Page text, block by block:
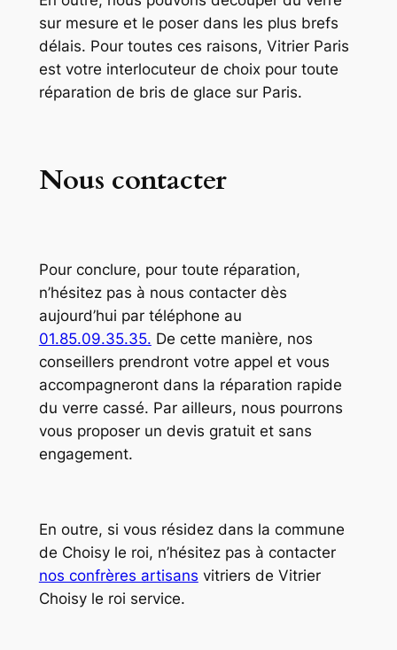
sur mesure et le poser dans les plus brefs
délais. Pour toutes ces raisons, Vitrier Paris
est votre interlocuteur de choix pour toute
réparation de bris de glace sur Paris.
Nous contacter
Pour conclure, pour toute réparation,
n’hésitez pas à nous contacter dès
aujourd’hui par téléphone au
01.85.09.35.35. De cette manière, nos
conseillers prendront votre appel et vous
accompagneront dans la réparation rapide
du verre cassé. Par ailleurs, nous pourrons
vous proposer un devis gratuit et sans
engagement.
En outre, si vous résidez dans la commune
de Choisy le roi, n’hésitez pas à contacter
nos confrères artisans vitriers de Vitrier
Choisy le roi service.